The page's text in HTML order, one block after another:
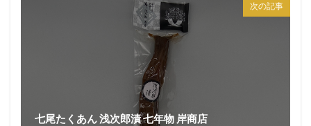
次の記事
七尾たくあん 浅次郎漬 七年物 岸商店